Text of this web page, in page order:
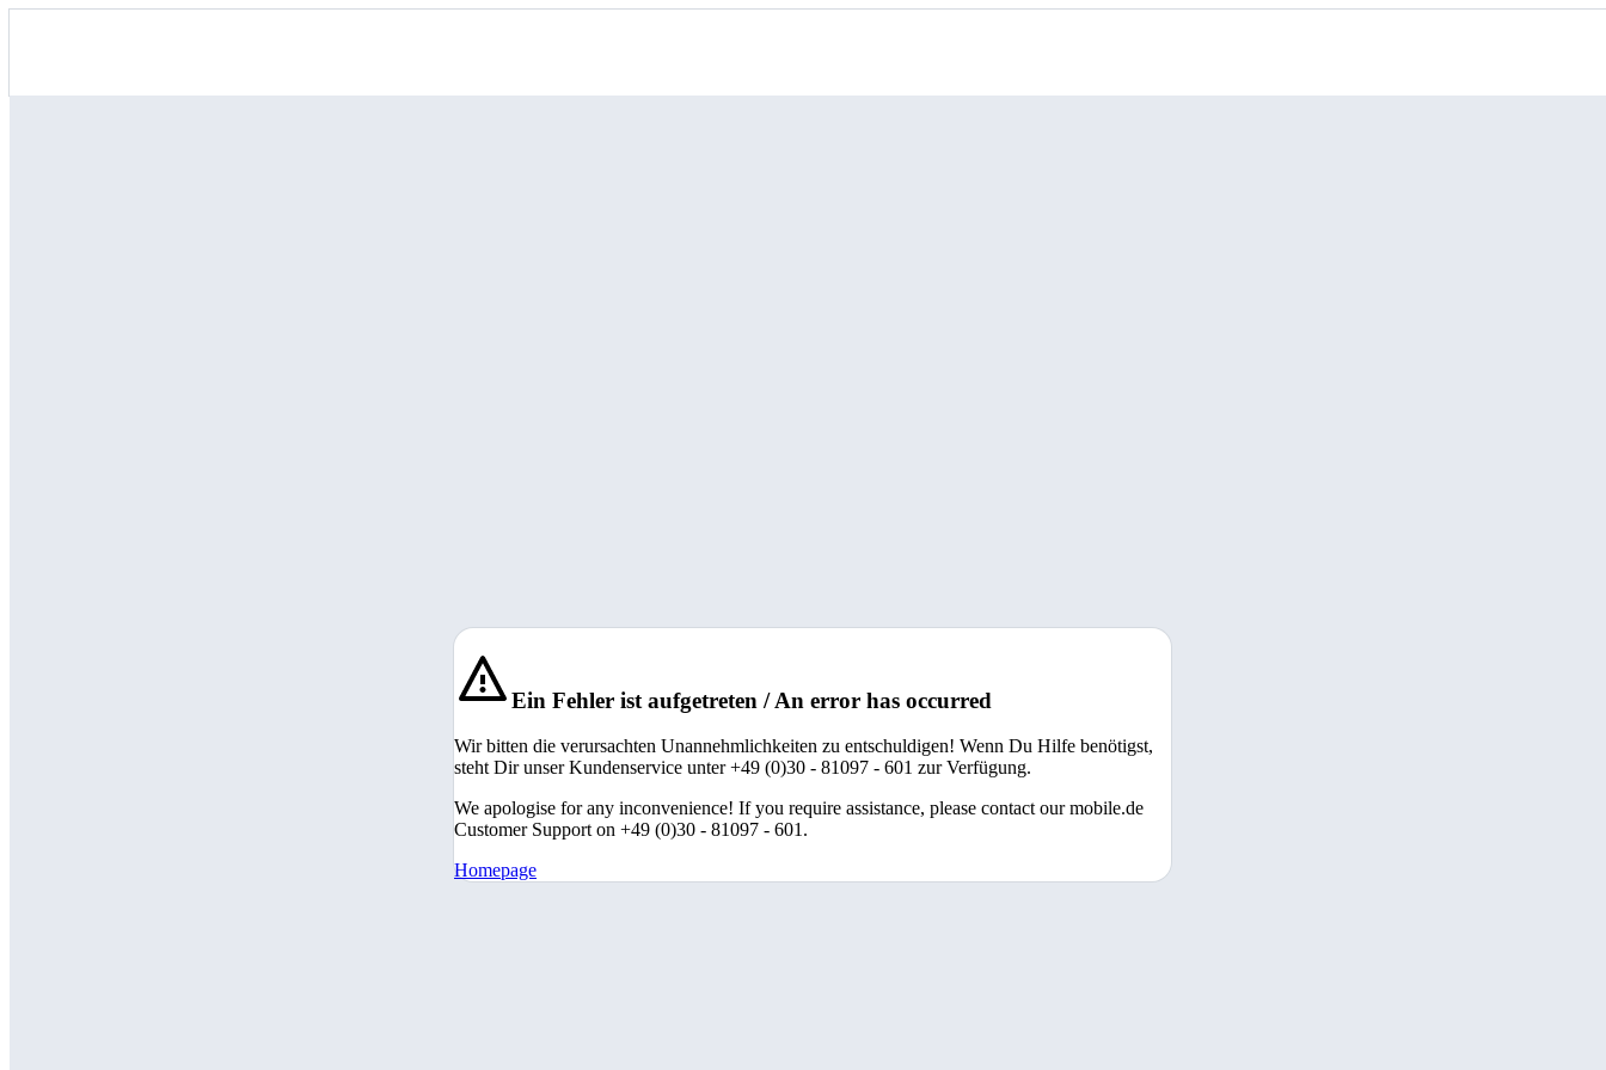
Ein Fehler ist aufgetreten / An error has occurred
Wir bitten die verursachten Unannehmlichkeiten zu entschuldigen! Wenn Du Hilfe benötigst,
steht Dir unser Kundenservice unter +49 (0)30 - 81097 - 601 zur Verfügung.
We apologise for any inconvenience! If you require assistance, please contact our mobile.de
Customer Support on +49 (0)30 - 81097 - 601.
Homepage